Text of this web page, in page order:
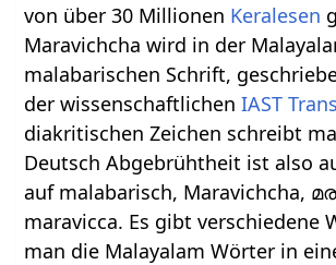
von über 30 Millionen Keralesen
Maravichcha wird in der
malabarischen Schrift,
der wissenschaftlichenIAST
diakritischen Zeichen schreibt
Deutsch Abgebrühtheit ist also
auf malabarisch, Maravichcha,
maravicca. Es gibt verschiedene
man die Malayalam Wörter in